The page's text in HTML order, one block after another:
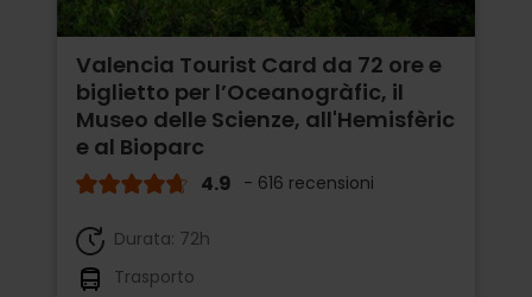
Valencia Tourist Card da 72 ore e
biglietto per l’Oceanogràfic, il
Museo delle Scienze, all'Hemisfèric
e al Bioparc
4.9 - 616 recensioni
Durata: 72h
Trasporto